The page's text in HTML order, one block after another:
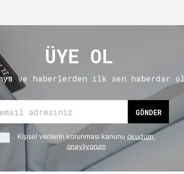
ÜYE OL
ve haberlerden ilk sen haberdar ol
GÖNDER
Kişisel verilerin korunması kanunu okudum,
onaylıyorum